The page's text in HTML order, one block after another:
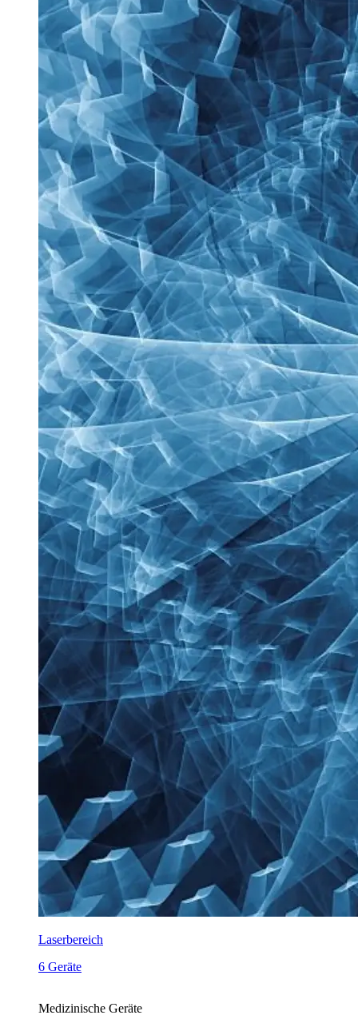
Laserbereich
6 Geräte
Medizinische Geräte